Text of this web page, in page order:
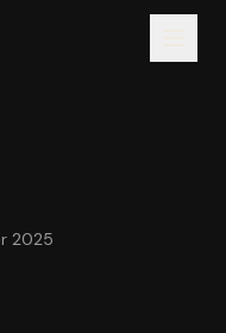
2025